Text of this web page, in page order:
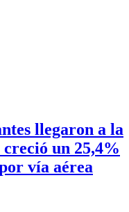
llegaron a la
un 25,4%
vía aérea